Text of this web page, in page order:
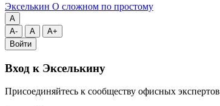
Экселькин О сложном по простому
A
A-
A
A+
Войти
Вход к Экселькину
Присоединяйтесь к сообществу офисных экспертов